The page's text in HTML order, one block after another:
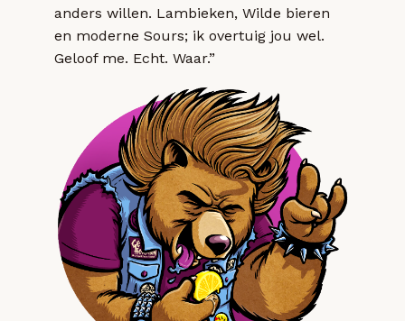
anders willen. Lambieken, Wilde bieren
en moderne Sours; ik overtuig jou wel.
Geloof me. Echt. Waar.”